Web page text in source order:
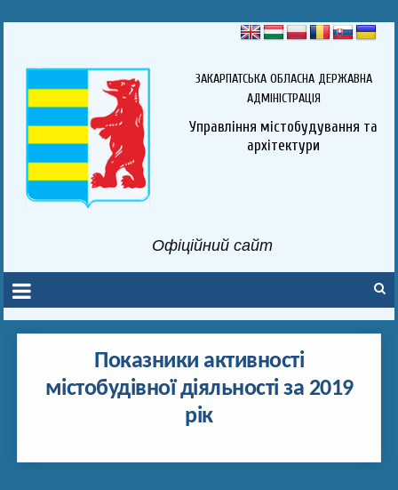
ЗАКАРПАТСЬКА ОБЛАСНА ДЕРЖАВНА
АДМІНІСТРАЦІЯ
Управління містобудування та
архітектури
Офіційний сайт
Показники активності
містобудівної діяльності за 2019
рік